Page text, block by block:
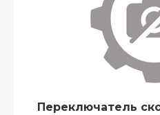
Переключатель